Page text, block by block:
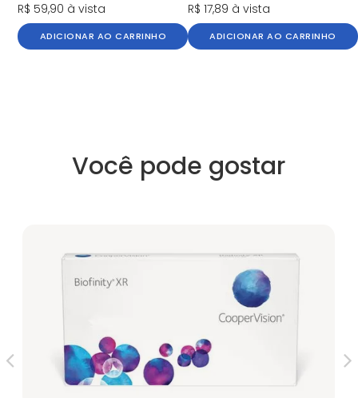
R$ 59,90 à vista
ADICIONAR AO CARRINHO
R$ 17,89 à vista
ADICIONAR AO CARRINHO
Você pode gostar